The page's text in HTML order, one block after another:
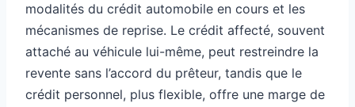
modalités du crédit automobile en cours et les
mécanismes de reprise. Le crédit affecté, souvent
attaché au véhicule lui-même, peut restreindre la
revente sans l’accord du prêteur, tandis que le
crédit personnel, plus flexible, offre une marge de